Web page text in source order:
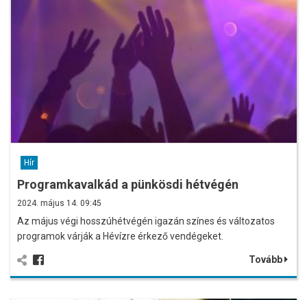
Hír
Programkavalkád a pünkösdi hétvégén
2024. május 14. 09:45
Az május végi hosszúhétvégén igazán színes és változatos
programok várják a Hévízre érkező vendégeket.
Tovább